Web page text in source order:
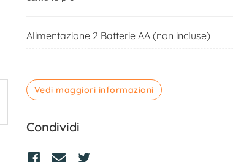
Alimentazione 2 Batterie AA (non incluse)
Vedi maggiori informazioni
Condividi